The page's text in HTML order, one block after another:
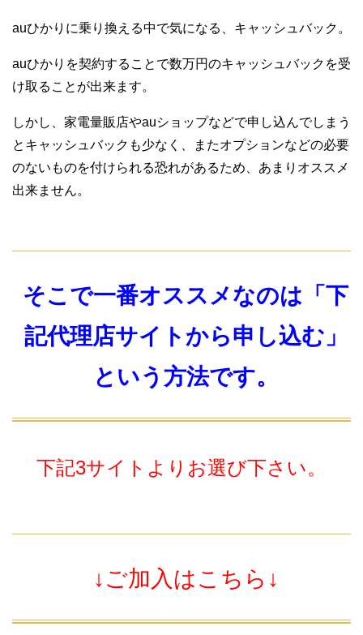
auひかりに乗り換える中で気になる、キャッシュバック。
auひかりを契約することで数万円のキャッシュバックを受
け取ることが出来ます。
しかし、家電量販店やauショップなどで申し込んでしまう
とキャッシュバックも少なく、またオプションなどの必要
のないものを付けられる恐れがあるため、あまりオススメ
出来ません。
そこで一番オススメなのは「下
記代理店サイトから申し込む」
という方法です。
下記3サイトよりお選び下さい。
↓ご加入はこちら↓